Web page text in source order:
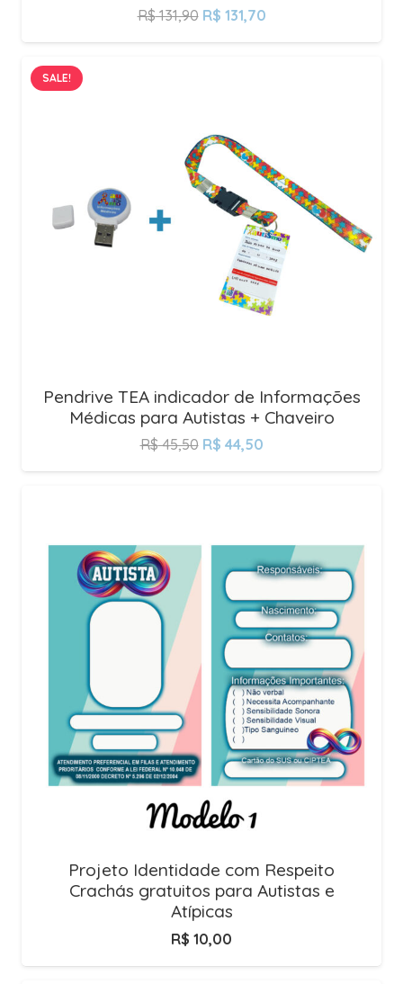
R$131,90 R$ 131,70
SALE!
Pendrive TEA indicador de Informações
Médicas para Autistas + Chaveiro
R$45,50 R$ 44,50
Projeto Identidade com Respeito
Crachás gratuitos para Autistas e
Atípicas
R$ 10,00